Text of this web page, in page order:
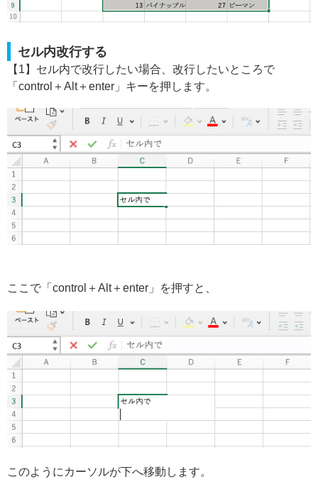
セル内改行する
【1】セル内で改行したい場合、改行したいところで
「control＋Alt＋enter」キーを押します。
ここで「control＋Alt＋enter」を押すと、
このようにカーソルが下へ移動します。